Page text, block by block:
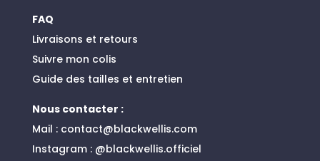
FAQ
Livraisons et retours
Suivre mon colis
Guide des tailles et entretien
Nous contacter :
Mail : contact@blackwellis.com
Instagram :@blackwellis.officiel